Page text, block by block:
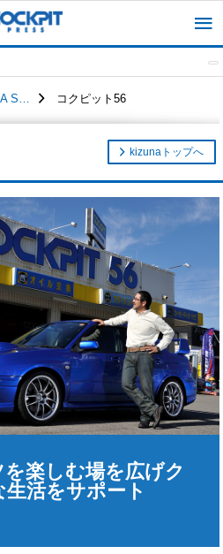
KIZUNA STORIES コクピット56
kizunaトップへ
楽しむ場を広げク
活をサポート